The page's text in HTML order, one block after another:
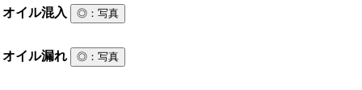
オイル混入 ◎ ：写真
オイル漏れ ◎ ：写真